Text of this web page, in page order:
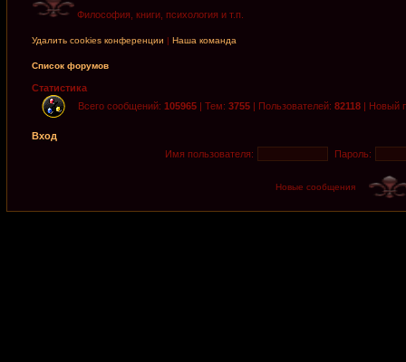
Философия, книги, психология и т.п.
Удалить cookies конференции | Наша команда
Список форумов
Статистика
Всего сообщений: 105965 | Тем: 3755 | Пользователей: 82118 | Новый
Вход
Имя пользователя:
Пароль:
Новые сообщения